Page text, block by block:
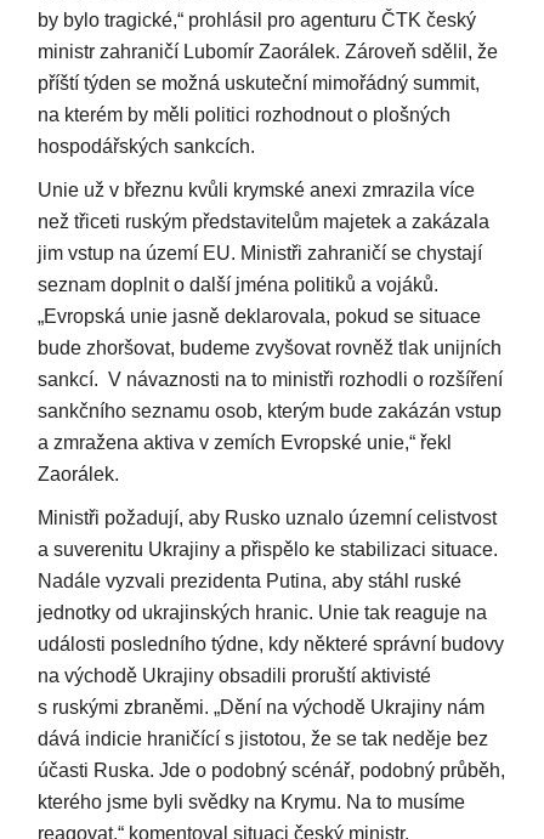
by bylo tragické,“ prohlásil pro agenturu ČTK český
ministr zahraničí Lubomír Zaorálek. Zároveň sdělil, že
příští týden se možná uskuteční mimořádný summit,
na kterém by měli politici rozhodnout o plošných
hospodářských sankcích.
Unie už v březnu kvůli krymské anexi zmrazila více
než třiceti ruským představitelům majetek a zakázala
jim vstup na území EU. Ministři zahraničí se chystají
seznam doplnit o další jména politiků a vojáků.
„Evropská unie jasně deklarovala, pokud se situace
bude zhoršovat, budeme zvyšovat rovněž tlak unijních
sankcí. V návaznosti na to ministři rozhodli o rozšíření
sankčního seznamu osob, kterým bude zakázán vstup
a zmražena aktiva v zemích Evropské unie,“ řekl
Zaorálek.
Ministři požadují, aby Rusko uznalo územní celistvost
a suverenitu Ukrajiny a přispělo ke stabilizaci situace.
Nadále vyzvali prezidenta Putina, aby stáhl ruské
jednotky od ukrajinských hranic. Unie tak reaguje na
události posledního týdne, kdy některé správní budovy
na východě Ukrajiny obsadili proruští aktivisté
s ruskými zbraněmi. „Dění na východě Ukrajiny nám
dává indicie hraničící s jistotou, že se tak neděje bez
účasti Ruska. Jde o podobný scénář, podobný průběh,
kterého jsme byli svědky na Krymu. Na to musíme
reagovat,“ komentoval situaci český ministr.